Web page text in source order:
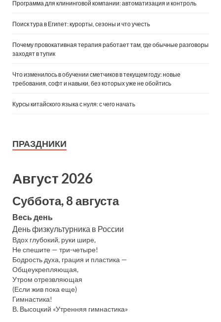
Программа для клининговой компании: автоматизация и контроль
Поиск тура в Египет: курорты, сезоны и что учесть
Почему провокативная терапия работает там, где обычные разговоры
заходят в тупик
Что изменилось в обучении сметчиков в текущем году: новые
требования, софт и навыки, без которых уже не обойтись
Курсы китайского языка с нуля: с чего начать
ПРАЗДНИКИ
Август 2026
Суббота, 8 августа
Весь день
День физкультурника в России
Вдох глубокий, руки шире,
Не спешите — три-четыре!
Бодрость духа, грация и пластика —
Общеукрепляющая,
Утром отрезвляющая
(Если жив пока еще)
Гимнастика!
В. Высоцкий «Утренняя гимнастика»